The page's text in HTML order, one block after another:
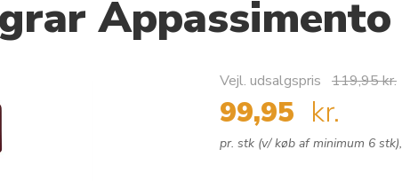
Appassimento
Vejl. udsalgspris 119,95 kr.
99,95 kr.
pr. stk (v/ køb af minimum 6 stk),